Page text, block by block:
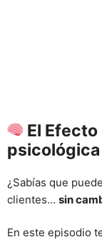
El
¿Sabías que
clientes… sin
En este episodio